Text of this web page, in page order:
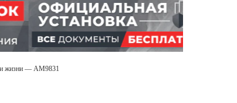
жизни — AM9831